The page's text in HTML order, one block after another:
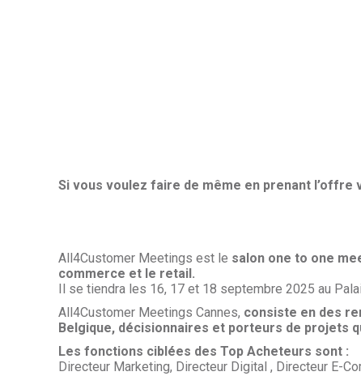
Si vous voulez faire de même en prenant
All4Customer Meetings est le salon one to one
commerce et le retail.
Il se tiendra les 16, 17 et 18 septembre 2025 au
All4Customer Meetings Cannes, consiste en des
Belgique, décisionnaires et porteurs de projets
Les fonctions ciblées des Top Acheteurs sont :
Directeur Marketing, Directeur Digital , Directeur E-